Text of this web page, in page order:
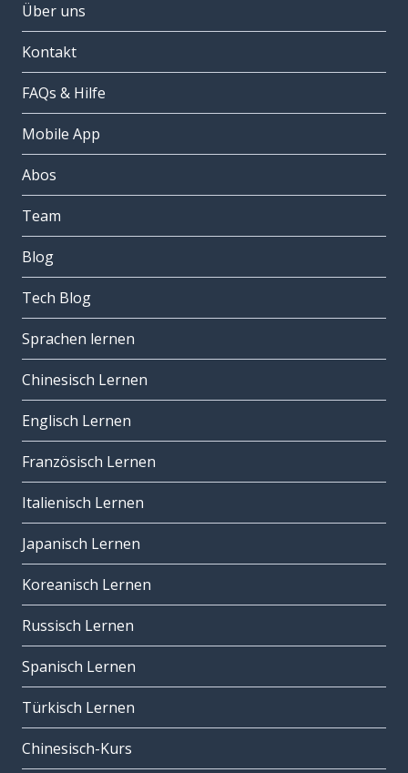
Über uns
Kontakt
FAQs & Hilfe
Mobile App
Abos
Team
Blog
Tech Blog
Sprachen lernen
Chinesisch Lernen
Englisch Lernen
Französisch Lernen
Italienisch Lernen
Japanisch Lernen
Koreanisch Lernen
Russisch Lernen
Spanisch Lernen
Türkisch Lernen
Chinesisch-Kurs